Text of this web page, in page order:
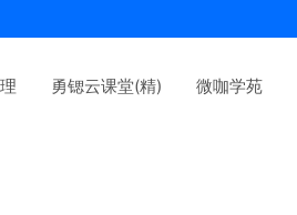
勇锶云课堂(精) 微咖学苑